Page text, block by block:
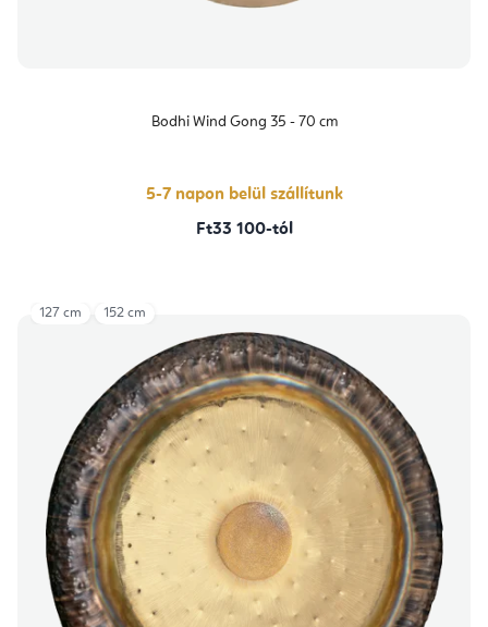
Bodhi Wind Gong 35 - 70 cm
5-7 napon belül szállítunk
Ft33 100-tól
127 cm 152 cm